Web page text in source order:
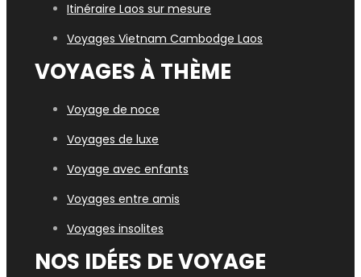
Itinéraire Laos sur mesure
Voyages Vietnam Cambodge Laos
VOYAGES À THÈME
Voyage de noce
Voyages de luxe
Voyage avec enfants
Voyages entre amis
Voyages insolites
NOS IDÉES DE VOYAGE